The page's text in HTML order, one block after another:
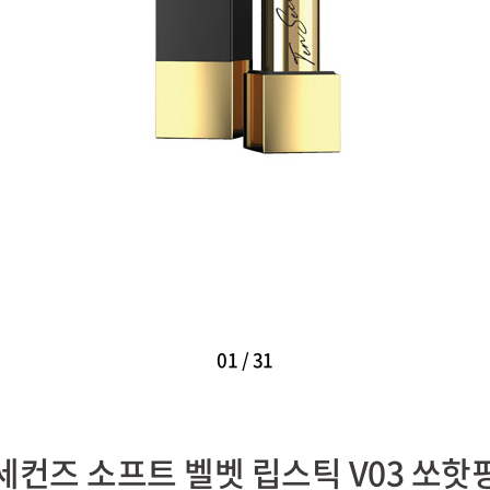
01 /31
컨즈 소프트 벨벳 립스틱 V03 쏘핫